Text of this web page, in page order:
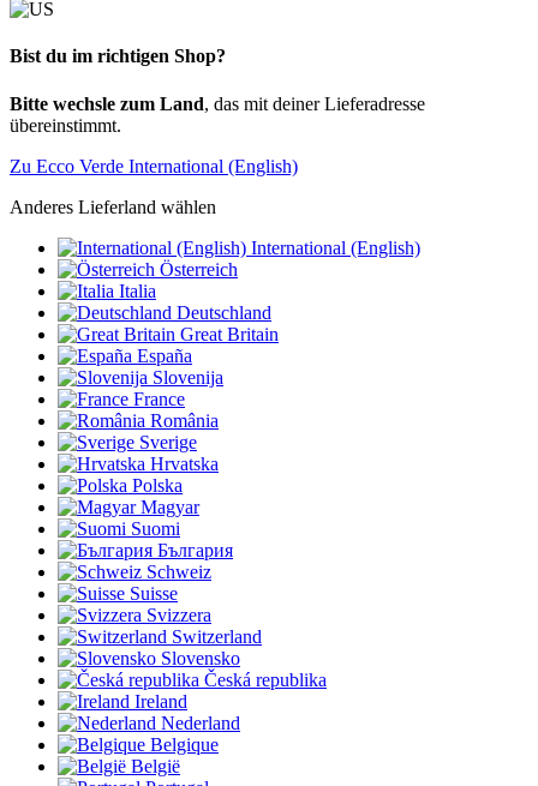
Bist du im richtigen Shop?
Bitte wechsle zum Land, das mit deiner Lieferadresse
übereinstimmt.
Zu Ecco Verde International (English)
Anderes Lieferland wählen
International (English)
Österreich
Italia
Deutschland
Great Britain
España
Slovenija
France
România
Sverige
Hrvatska
Polska
Magyar
Suomi
България
Schweiz
Suisse
Svizzera
Switzerland
Slovensko
Česká republika
Ireland
Nederland
Belgique
België